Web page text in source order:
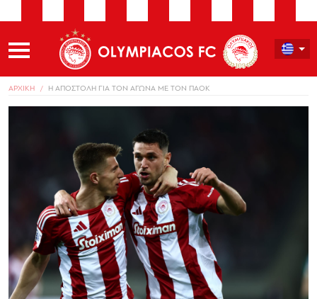
ΑΡΧΙΚΗ Η ΑΠΟΣΤΟΛΗ ΓΙΑ ΤΟΝ ΑΓΩΝΑ ΜΕ ΤΟΝ ΠΑΟΚ